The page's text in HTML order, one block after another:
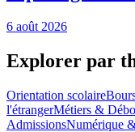
6 août 2026
Explorer par
Orientation scolaire
l'étrangerMétiers &
AdmissionsNumérique